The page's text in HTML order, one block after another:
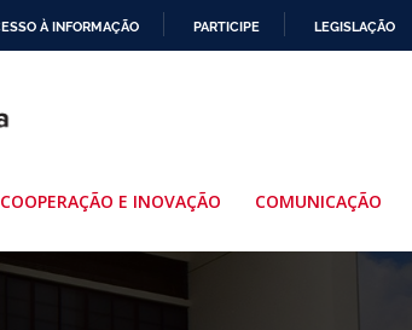
À INFORMAÇÃO PARTICIPE LEGISLAÇÃO
COOPERAÇÃO E INOVAÇÃO COMUNICAÇÃO